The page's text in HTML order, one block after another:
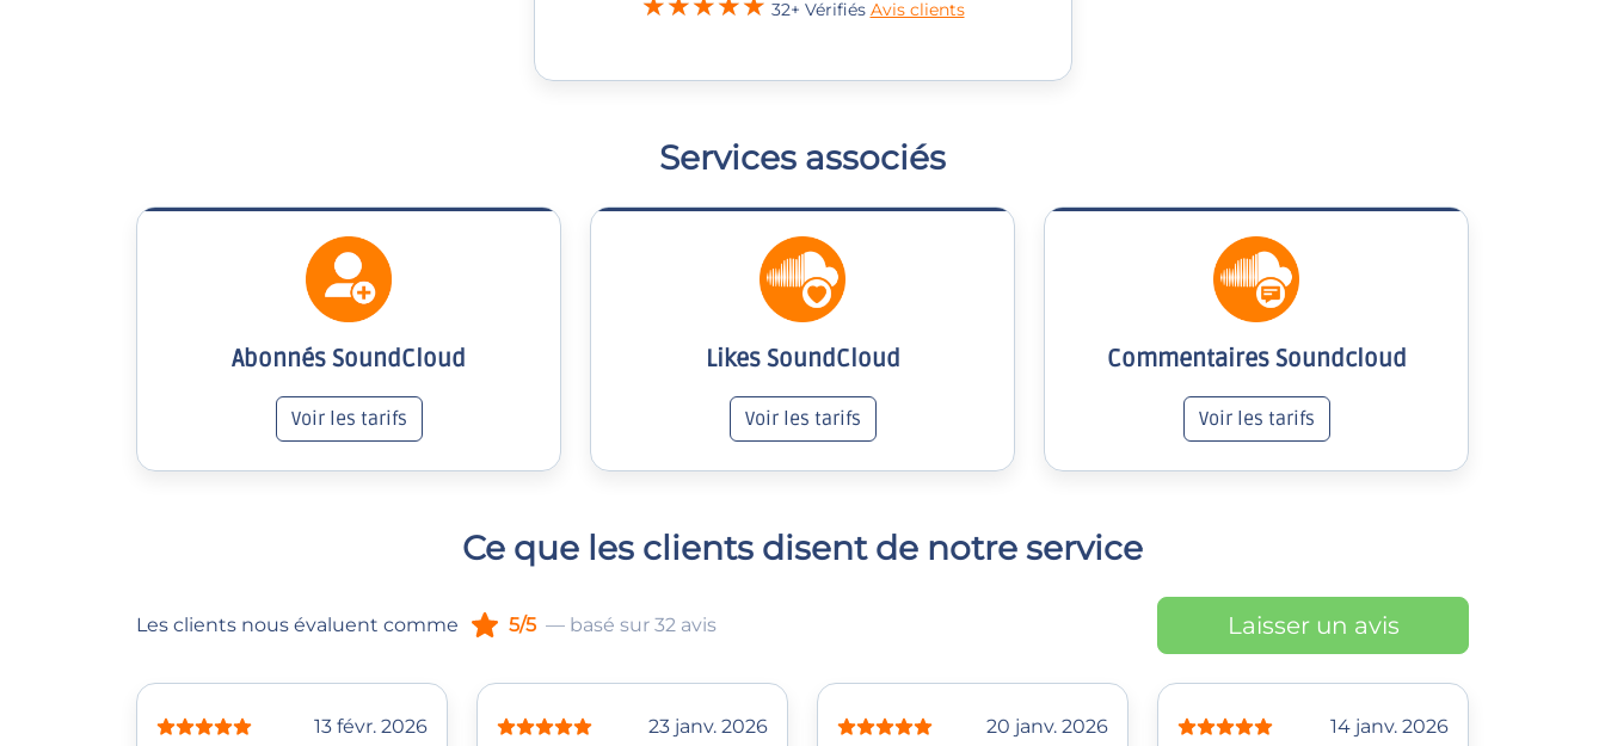
32+ Vérifiés Avis clients
Services associés
Abonnés SoundCloud
Voir les tarifs
Likes SoundCloud
Voir les tarifs
Commentaires Soundcloud
Voir les tarifs
Ce que les clients disent de notre service
Les clients nous évaluent comme 5/5 — basé sur 32 avis Laisser un avis
13 févr. 2026
23 janv. 2026
20 janv. 2026
14 janv. 2026